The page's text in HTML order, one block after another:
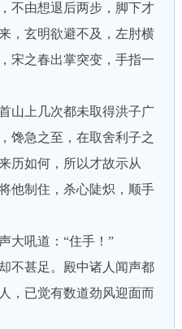
由想退后两步，脚下才
，玄明欲避不及，左肘横
宋之春出掌突变，手指一
上几次都未取得洪子广
馋急之至，在取舍利子之
历如何，所以才故示从
他制住，杀心陡炽，顺手
吼道：“住手！”
甚足。殿中诸人闻声都
，已觉有数道劲风迎面而